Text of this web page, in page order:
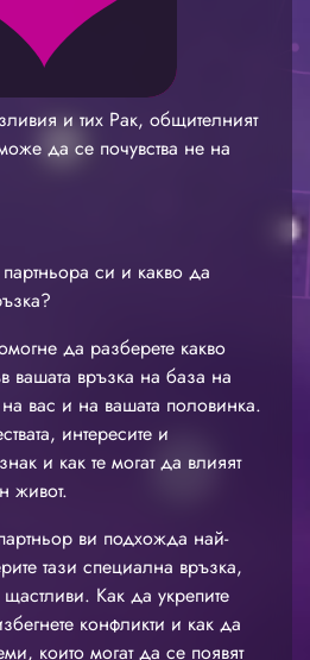
и тих Рак, общителният
да се почувства не на
си и какво да
да разберете какво
вашата връзка на база на
вас и на вашата половинка.
интересите и
и как те могат да влияят
живот.
ви подхожда най-
тази специална връзка,
Как да укрепите
конфликти и как да
които могат да се появят